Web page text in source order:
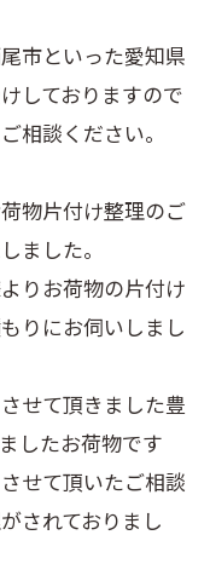
市といった愛知県
しておりますので
相談ください。
物片付け整理のご
ました。
りお荷物の片付け
りにお伺いしまし
せて頂きました豊
したお荷物です
せて頂いたご相談
されておりまし